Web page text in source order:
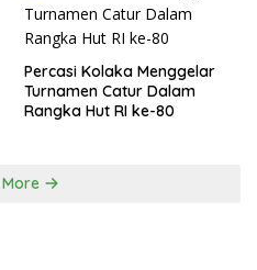
Percasi Kolaka Menggelar
Turnamen Catur Dalam
Rangka Hut RI ke-80